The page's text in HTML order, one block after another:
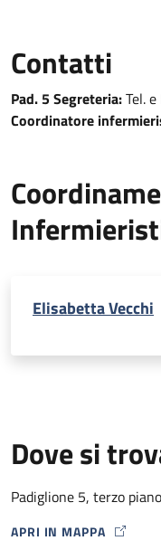
Fornisce prestazioni
in urgenza, in elezione e
Contatti
Pad. 5 Segreteria:Tel. e
Coordinatore
Elisabetta Vecchi
Dove si
Padiglione 5, terzo
APRI IN MAPPA
MAP ICON